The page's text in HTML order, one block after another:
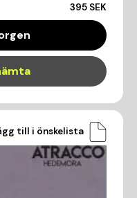
395 SEK
till i önskelista